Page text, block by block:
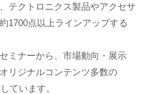
テクトロニクス製品やアクセサ
1700点以上ラインアップする
ミナーから、市場動向・展示
リジナルコンテンツ多数の
ています。